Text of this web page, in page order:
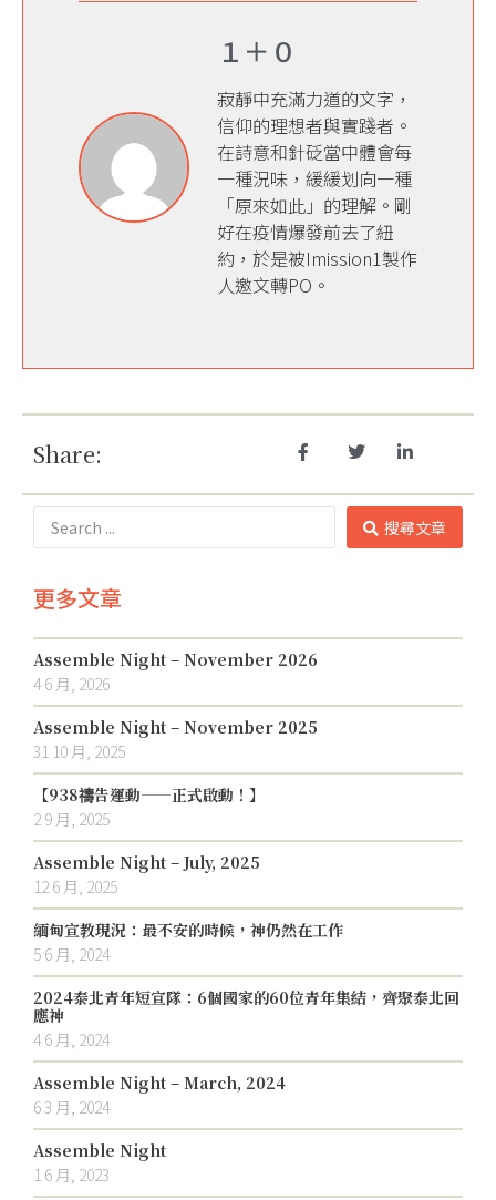
１＋０
寂靜中充滿力道的文字，
信仰的理想者與實踐者。
在詩意和針砭當中體會每
一種況味，緩緩划向一種
「原來如此」的理解。剛
好在疫情爆發前去了紐
約，於是被Imission1製作
人邀文轉PO。
Share:
搜尋文章
更多文章
Assemble Night – November 2026
4 6 月, 2026
Assemble Night – November 2025
31 10 月, 2025
【938禱告運動——正式啟動！】
2 9 月, 2025
Assemble Night – July, 2025
12 6 月, 2025
緬甸宣教現況：最不安的時候，神仍然在工作
5 6 月, 2024
2024泰北青年短宣隊：6個國家的60位青年集結，齊聚泰北回
應神
4 6 月, 2024
Assemble Night – March, 2024
6 3 月, 2024
Assemble Night
1 6 月, 2023